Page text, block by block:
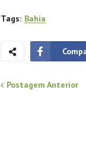
Tags: Bahia
Postagem Anterior